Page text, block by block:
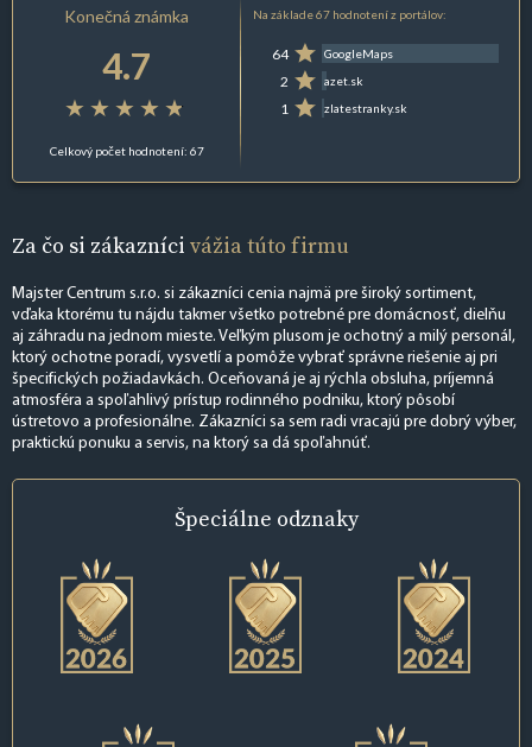
Konečná známka
4.7
Celkový počet hodnotení: 67
Na základe 67 hodnotení z portálov:
64 GoogleMaps
2 azet.sk
1 zlatestranky.sk
Za čo si zákazníci vážia túto firmu
Majster Centrum s.r.o. si zákazníci cenia najmä pre široký sortiment,
vďaka ktorému tu nájdu takmer všetko potrebné pre domácnosť, dielňu
aj záhradu na jednom mieste. Veľkým plusom je ochotný a milý personál,
ktorý ochotne poradí, vysvetlí a pomôže vybrať správne riešenie aj pri
špecifických požiadavkách. Oceňovaná je aj rýchla obsluha, príjemná
atmosféra a spoľahlivý prístup rodinného podniku, ktorý pôsobí
ústretovo a profesionálne. Zákazníci sa sem radi vracajú pre dobrý výber,
praktickú ponuku a servis, na ktorý sa dá spoľahnúť.
Špeciálne odznaky